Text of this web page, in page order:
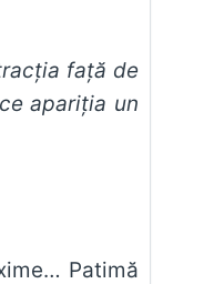
faţă de
apariţia un
Patimă